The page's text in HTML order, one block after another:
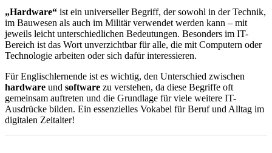
„Hardware“ ist ein universeller Begriff, der sowohl in der Technik,
im Bauwesen als auch im Militär verwendet werden kann – mit
jeweils leicht unterschiedlichen Bedeutungen. Besonders im IT-
Bereich ist das Wort unverzichtbar für alle, die mit Computern oder
Technologie arbeiten oder sich dafür interessieren.
Für Englischlernende ist es wichtig, den Unterschied zwischen
hardware und software zu verstehen, da diese Begriffe oft
gemeinsam auftreten und die Grundlage für viele weitere IT-
Ausdrücke bilden. Ein essenzielles Vokabel für Beruf und Alltag im
digitalen Zeitalter!